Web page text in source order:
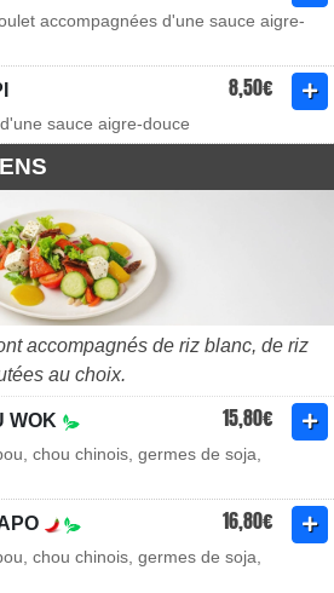
accompagnées d'une sauce aigre-
8,50€
sauce aigre-douce
accompagnés de riz blanc, de riz
au choix.
WOK 15,80€
chou chinois, germes de soja,
16,80€
chou chinois, germes de soja,